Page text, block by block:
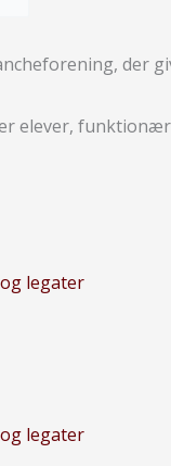
der
er elever,
legater
legater